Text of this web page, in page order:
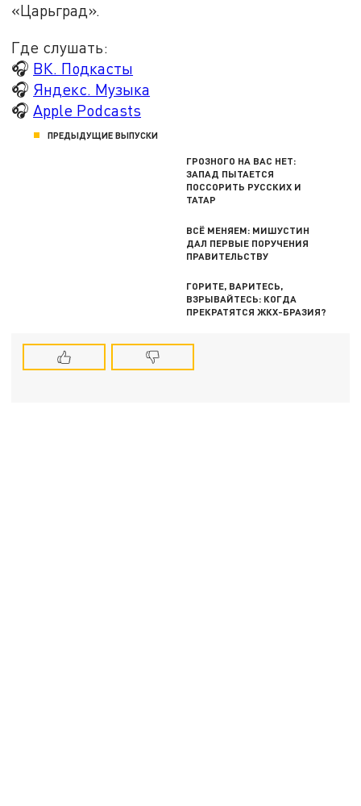
«Царьград».
Где слушать:
🎧 ВК. Подкасты
🎧 Яндекс. Музыка
🎧Apple Podcasts
ПРЕДЫДУЩИЕ ВЫПУСКИ
ГРОЗНОГО НА ВАС НЕТ:
ЗАПАД ПЫТАЕТСЯ
ПОССОРИТЬ РУССКИХ И
ТАТАР
ВСЁ МЕНЯЕМ: МИШУСТИН
ДАЛ ПЕРВЫЕ ПОРУЧЕНИЯ
ПРАВИТЕЛЬСТВУ
ГОРИТЕ, ВАРИТЕСЬ,
ВЗРЫВАЙТЕСЬ: КОГДА
ПРЕКРАТЯТСЯ ЖКХ-БРАЗИЯ?